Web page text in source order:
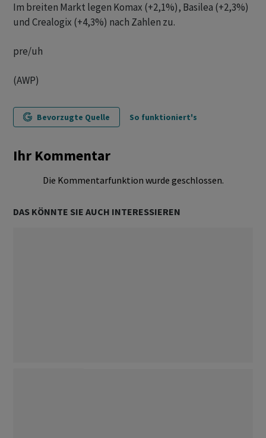
Im breiten Markt legen Komax (+2,1%), Basilea (+2,3%)
und Crealogix (+4,3%) nach Zahlen zu.
pre/uh
(AWP)
Bevorzugte Quelle So funktioniert's
Ihr Kommentar
Die Kommentarfunktion wurde geschlossen.
DAS KÖNNTE SIE AUCH INTERESSIEREN